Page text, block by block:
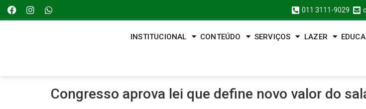
011 3111-9029
INSTITUCIONAL CONTEÚDO SERVIÇOS LAZER
Congresso aprova lei que define novo valor do